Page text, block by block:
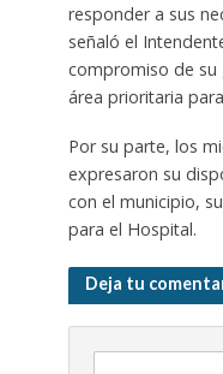
responder a sus
señaló el
compromiso de su
área prioritaria
Por su parte, los
expresaron su
con el municipio,
para el Hospital.
Deja tu